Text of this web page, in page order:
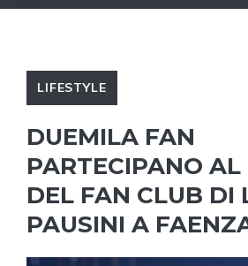
LIFESTYLE
DUEMILA FAN
PARTECIPANO
DEL FAN CLUB DI
PAUSINI A